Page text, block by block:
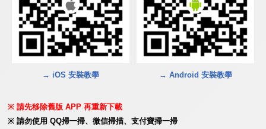
→ iOS 安裝教學 → Android 安裝教學
請先移除舊版 APP 再重新下載
請勿使用 QQ掃一掃、微信掃描、支付寶掃一掃